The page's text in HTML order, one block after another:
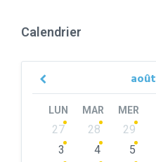
Calendrier
août
Previous
LUN MAR MER
Skip
calendar
27 28 29
3
4 5